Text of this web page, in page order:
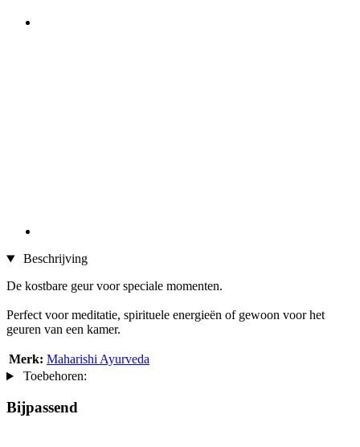
Beschrijving
De kostbare geur voor speciale momenten.
Perfect voor meditatie, spirituele energieën of gewoon voor het
geuren van een kamer.
Merk: Maharishi Ayurveda
Toebehoren:
Bijpassend